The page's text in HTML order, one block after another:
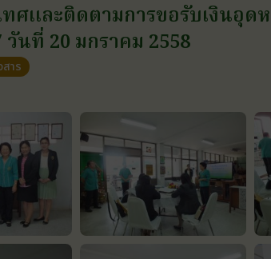
ทศและติดตามการขอรับเงินอุด
นที่ 20 มกราคม 2558
สาร